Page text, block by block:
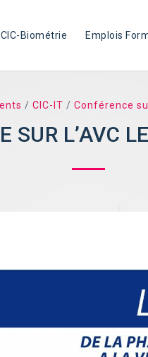
CIC-Biométrie Emplois
/ CIC-IT / Conférence
SUR L’AVC